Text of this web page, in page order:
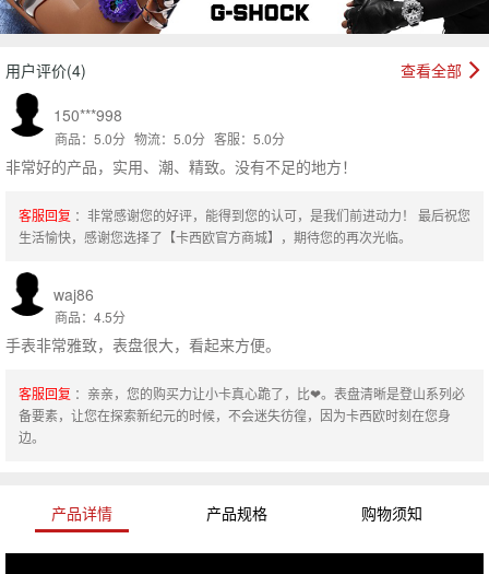
用户评价(4) 查看全部
150***998
商品：5.0分 物流：5.0分 客服：5.0分
非常好的产品，实用、潮、精致。没有不足的地方！
客服回复 ：非常感谢您的好评，能得到您的认可，是我们前进动力！ 最后祝您
生活愉快，感谢您选择了【卡西欧官方商城】，期待您的再次光临。
waj86
商品：4.5分
手表非常雅致，表盘很大，看起来方便。
客服回复 ：亲亲，您的购买力让小卡真心跪了，比❤。表盘清晰是登山系列必
备要素，让您在探索新纪元的时候，不会迷失彷徨，因为卡西欧时刻在您身
边。
产品详情 产品规格 购物须知